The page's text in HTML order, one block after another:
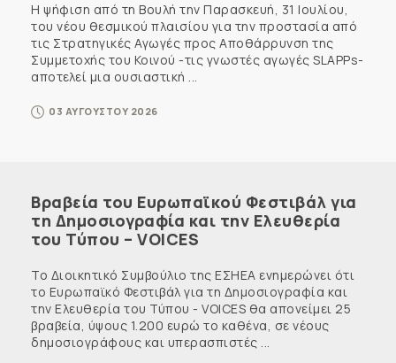
Η ψήφιση από τη Βουλή την Παρασκευή, 31 Ιουλίου,
του νέου θεσμικού πλαισίου για την προστασία από
τις Στρατηγικές Αγωγές προς Αποθάρρυνση της
Συμμετοχής του Κοινού -τις γνωστές αγωγές SLAPPs-
αποτελεί μια ουσιαστική ...
03 ΑΥΓΟΥΣΤΟΥ 2026
Βραβεία του Ευρωπαϊκού Φεστιβάλ για
τη Δημοσιογραφία και την Ελευθερία
του Τύπου – VOICES
Το Διοικητικό Συμβούλιο της ΕΣΗΕΑ ενημερώνει ότι
το Ευρωπαϊκό Φεστιβάλ για τη Δημοσιογραφία και
την Ελευθερία του Τύπου - VOICES θα απονείμει 25
βραβεία, ύψους 1.200 ευρώ το καθένα, σε νέους
δημοσιογράφους και υπερασπιστές ...